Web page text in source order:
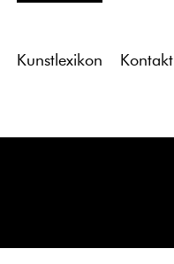
Kunstlexikon Kontakt